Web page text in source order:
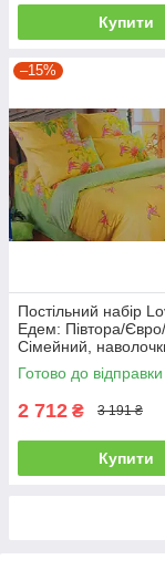
Купити
–15%
Постільний набір
Едем: Півтора/Євро/
Сімейний,
полуторний
Готово до відправки
2 712 ₴ 3 191 ₴
Купити